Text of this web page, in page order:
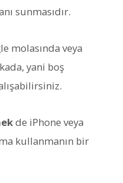
sunmasıdır.
molasında veya
yani boş
de iPhone veya
kullanmanın bir